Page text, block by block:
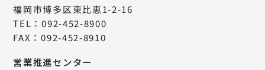
福岡市博多区東比恵1-2-16
TEL：092-452-8900
FAX：092-452-8910
営業推進センター